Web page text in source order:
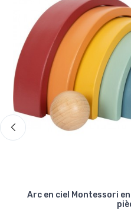
Arc en ciel Montessori